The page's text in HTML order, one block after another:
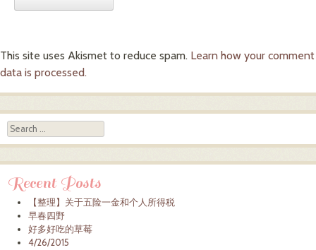
This site uses Akismet to reduce spam. Learn how your comment
data is processed.
Search
Recent Posts
【整理】关于五险一金和个人所得税
早春四野
好多好吃的草莓
4/26/2015